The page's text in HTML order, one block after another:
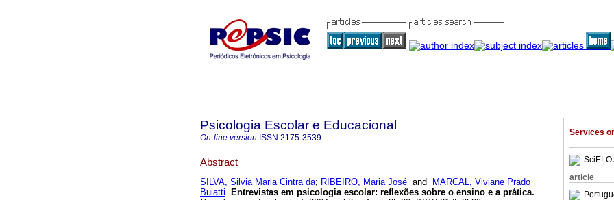
Services
SciELO
article
Psicologia Escolar e Educacional
On-line version ISSN 2175-3539
Abstract
SILVA, Silvia Maria Cintra da; RIBEIRO, Maria José and
MARCAL, Viviane Prado
Buiatti. Entrevistas em psicologia escolar: reflexões sobre o ensino e a prática.